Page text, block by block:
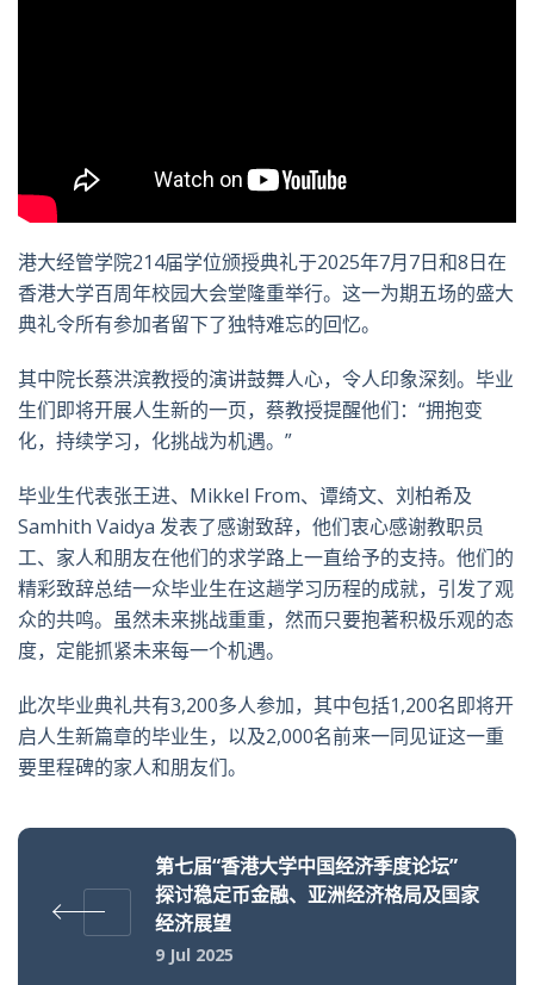
港大经管学院214届学位颁授典礼于2025年7月7日和8日在
香港大学百周年校园大会堂隆重举行。这一为期五场的盛大
典礼令所有参加者留下了独特难忘的回忆。
其中院长蔡洪滨教授的演讲鼓舞人心，令人印象深刻。毕业
生们即将开展人生新的一页，蔡教授提醒他们：“拥抱变
化，持续学习，化挑战为机遇。”
毕业生代表张王进、Mikkel From、谭绮文、刘柏希及
Samhith Vaidya 发表了感谢致辞，他们衷心感谢教职员
工、家人和朋友在他们的求学路上一直给予的支持。他们的
精彩致辞总结一众毕业生在这趟学习历程的成就，引发了观
众的共鸣。虽然未来挑战重重，然而只要抱著积极乐观的态
度，定能抓紧未来每一个机遇。
此次毕业典礼共有3,200多人参加，其中包括1,200名即将开
启人生新篇章的毕业生，以及2,000名前来一同见证这一重
要里程碑的家人和朋友们。
第七届“香港大学中国经济季度论坛”
探讨稳定币金融、亚洲经济格局及国家
经济展望
9 Jul 2025